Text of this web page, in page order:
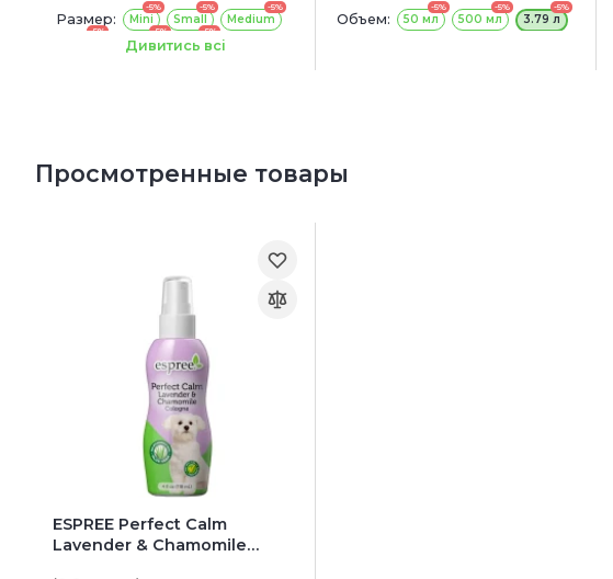
Размер:
-5%
Mini
-5%
Small
-5%
Medium
-5% -5%
XLarge
-5%
Maxi
Дивитись всі
Объем:
-5%
50 мл
-5%
500 мл
-5%
3.79 л
Просмотренные товары
ESPREE Perfect Calm
Lavender & Chamomile